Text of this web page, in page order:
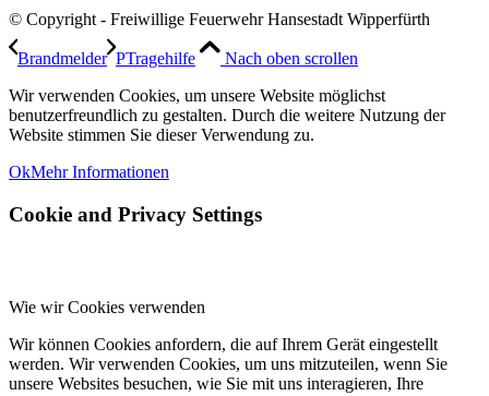
© Copyright - Freiwillige Feuerwehr Hansestadt Wipperfürth
Brandmelder PTragehilfe
Nach oben scrollen
Wir verwenden Cookies, um unsere Website möglichst
benutzerfreundlich zu gestalten. Durch die weitere Nutzung der
Website stimmen Sie dieser Verwendung zu.
OkMehr Informationen
Cookie and Privacy Settings
Wie wir Cookies verwenden
Wir können Cookies anfordern, die auf Ihrem Gerät eingestellt
werden. Wir verwenden Cookies, um uns mitzuteilen, wenn Sie
unsere Websites besuchen, wie Sie mit uns interagieren, Ihre